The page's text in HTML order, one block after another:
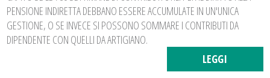
PENSIONE INDIRETTA DEBBANO ESSERE ACCUMULATE IN UN'UNICA
GESTIONE, O SE INVECE SI POSSONO SOMMARE I CONTRIBUTI DA
DIPENDENTE CON QUELLI DA ARTIGIANO.
LEGGI